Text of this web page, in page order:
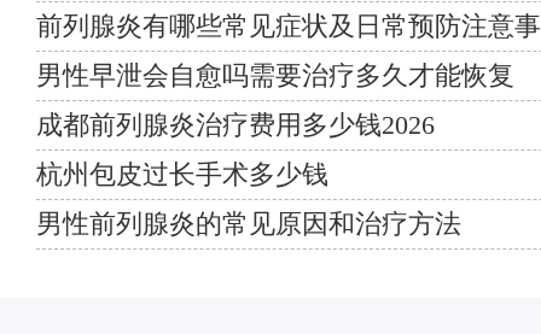
前列腺炎有哪些常见症状及日常预防注意
男性早泄会自愈吗需要治疗多久才能恢复
成都前列腺炎治疗费用多少钱2026
杭州包皮过长手术多少钱
男性前列腺炎的常见原因和治疗方法